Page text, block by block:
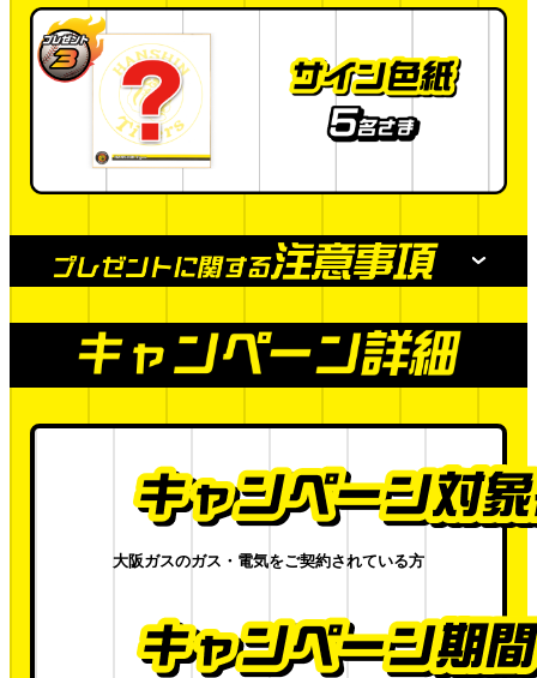
①花束贈呈イベントについて
両球団の代表選手は当日決定となり、贈呈先の
定いたします）。何卒ご了承ください。
雨天等による試合中止や、グラウンドコンディ
ション不良により、イベントが中止または内容
花束贈呈イベントにご参加いただけるのは1当
本特典には観戦ペアチケットがついております
ので、1当選に対して2名でお楽しみいただけ
ます。
大阪ガスのガス・電気をご契約されている方